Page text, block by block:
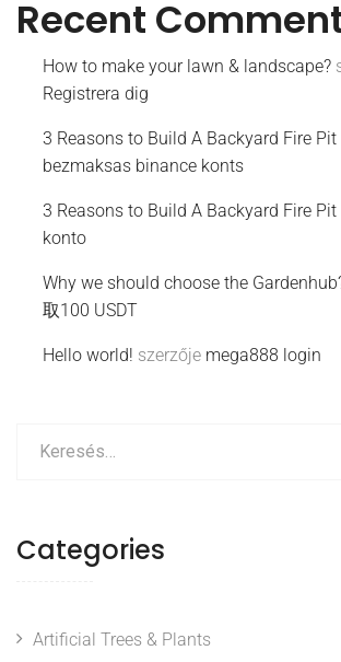
Recent
How to make your lawn & landscape?
Registrera dig
3 Reasons to Build A Backyard Fire Pit
bezmaksas binance konts
3 Reasons to Build A Backyard Fire Pit
konto
Why we should choose the
取100 USDT
Hello world! szerzője mega888 login
Categories
Artificial Trees & Plants